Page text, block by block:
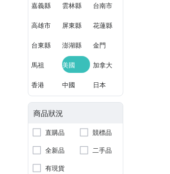
嘉義縣 雲林縣 台南市
高雄市 屏東縣 花蓮縣
台東縣 澎湖縣 金門
馬祖 美國 加拿大
香港 中國 日本
商品狀況
直購品
競標品
全新品
二手品
有現貨